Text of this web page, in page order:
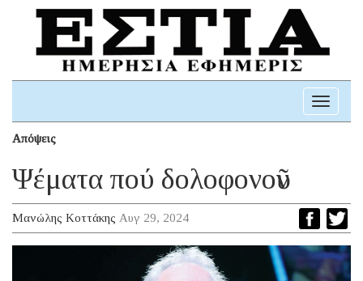
Toggle
Απόψεις
Ψέματα πού δολοφονοῦν
Μανώλης Κοττάκης Αυγ 29, 2024